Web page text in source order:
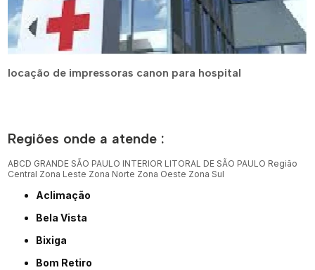
locação de impressoras canon para hospital
Regiões onde a atende :
ABCD GRANDE SÃO PAULO INTERIOR LITORAL DE SÃO PAULO Região
Central Zona Leste Zona Norte Zona Oeste Zona Sul
Aclimação
Bela Vista
Bixiga
Bom Retiro